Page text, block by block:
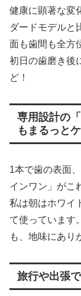
健康に顕著な変
ダードモデルと
面も歯間も全方
初日の歯磨き後
ど！
専用設計の
もまるっと
1本で歯の表面
インワン」がこ
私は朝はホワイ
て使っています
も、地味にあり
旅行や出張